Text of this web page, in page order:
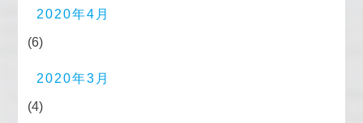
2020年4月
(6)
2020年3月
(4)